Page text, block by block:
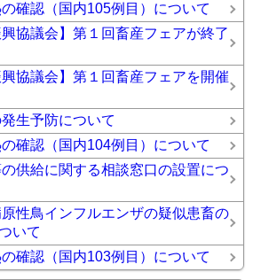
確認（国内105例目）について
興協議会】第１回畜産フェアが終了
興協議会】第１回畜産フェアを開催
生予防について
確認（国内104例目）について
供給に関する相談窓口の設置につ
性鳥インフルエンザの疑似患畜の
いて
確認（国内103例目）について